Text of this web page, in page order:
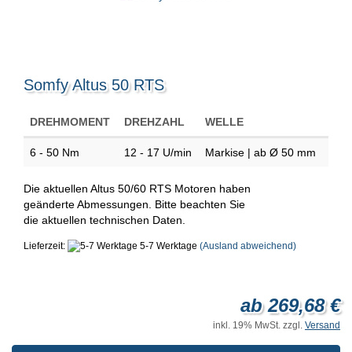
Somfy Altus 50 RTS
DREHMOMENT DREHZAHL WELLE
6 - 50 Nm 12 - 17 U/min Markise | ab Ø 50 mm
Die aktuellen Altus 50/60 RTS Motoren haben
geänderte Abmessungen. Bitte beachten Sie
die aktuellen technischen Daten.
Lieferzeit: 5-7 Werktage (Ausland abweichend)
ab 269,68 €
inkl. 19% MwSt. zzgl. Versand